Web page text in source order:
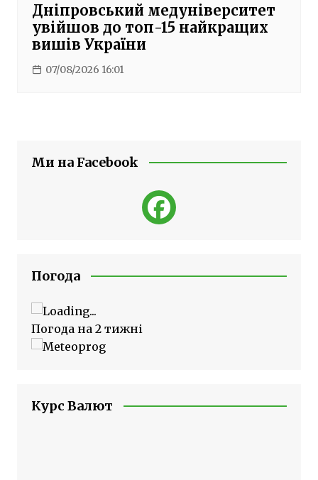
Дніпровський медуніверситет
увійшов до топ-15 найкращих
вишів України
07/08/2026 16:01
Ми на Facebook
Погода
Погода на 2 тижні
Курс Валют